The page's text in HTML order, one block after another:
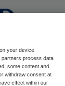
your device.
partners process data
some content and
withdraw consent at
effect within our